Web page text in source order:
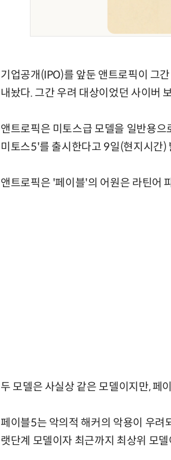
기업공개(IPO)를 앞둔 앤트로픽이 그
내놨다. 그간 우려 대상이었던 사이버
앤트로픽은 미토스급 모델을 일반용
미토스5'를 출시한다고 9일(현지시간)
앤트로픽은 '페이블'의 어원은 라틴어
두 모델은 사실상 같은 모델이지만, 페
페이블5는 악의적 해커의 악용이 우려
랫단계 모델이자 최근까지 최상위 모